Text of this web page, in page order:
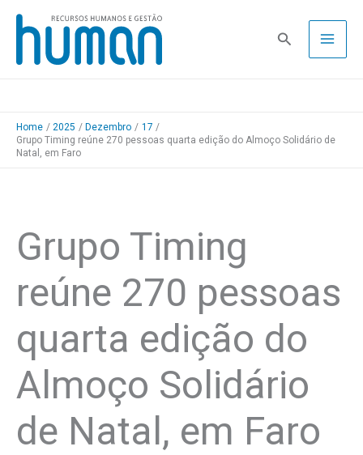
Skip
content
Pesquisa
Home 2025 Dezembro
17
Grupo Timing reúne 270 pessoas quarta edição do Almoço Solidário de
Natal, em Faro
Grupo Timing
reúne 270 pessoas
quarta edição do
Almoço Solidário
de Natal, em Faro